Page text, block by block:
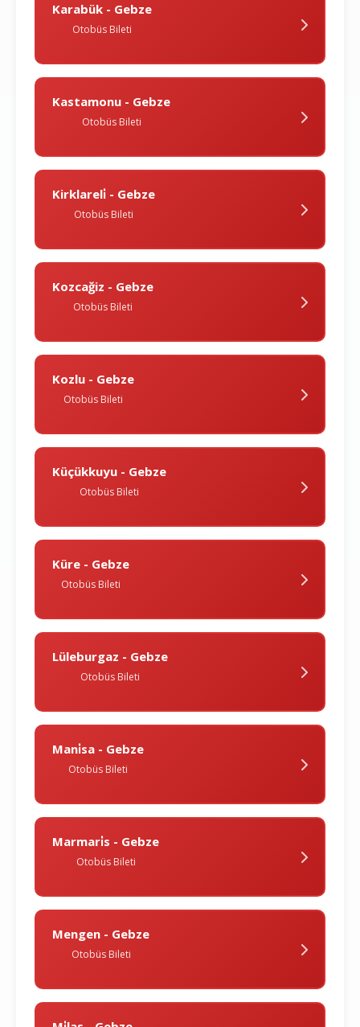
Karabük - Gebze
Otobüs Bileti
Kastamonu - Gebze
Otobüs Bileti
Kirklareli̇ - Gebze
Otobüs Bileti
Kozcağiz - Gebze
Otobüs Bileti
Kozlu - Gebze
Otobüs Bileti
Küçükkuyu - Gebze
Otobüs Bileti
Küre - Gebze
Otobüs Bileti
Lüleburgaz - Gebze
Otobüs Bileti
Mani̇sa - Gebze
Otobüs Bileti
Marmari̇s - Gebze
Otobüs Bileti
Mengen - Gebze
Otobüs Bileti